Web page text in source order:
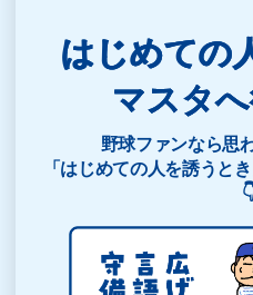
はじめての
マスタ
野球ファンなら思
「はじめての人を誘うと